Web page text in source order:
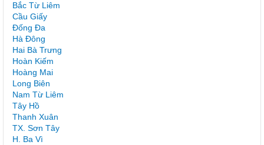
Bắc Từ Liêm
Cầu Giấy
Đống Đa
Hà Đông
Hai Bà Trưng
Hoàn Kiếm
Hoàng Mai
Long Biên
Nam Từ Liêm
Tây Hồ
Thanh Xuân
TX. Sơn Tây
H. Ba Vì